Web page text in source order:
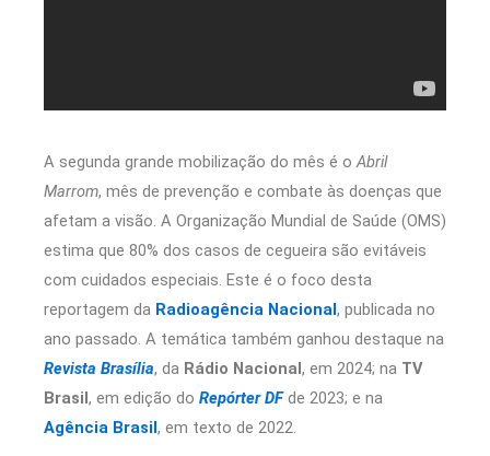
A segunda grande mobilização do mês é oAbril
Marrom, mês de prevenção e combate às doenças que
afetam a visão. A Organização Mundial de Saúde (OMS)
estima que 80% dos casos de cegueira são evitáveis
com cuidados especiais. Este é o foco desta
reportagem da Radioagência Nacional, publicada no
ano passado. A temática também ganhou destaque na
Revista Brasília, da Rádio Nacional, em 2024; na TV
Brasil, em edição do Repórter DFde 2023; e na
Agência Brasil, em texto de 2022.